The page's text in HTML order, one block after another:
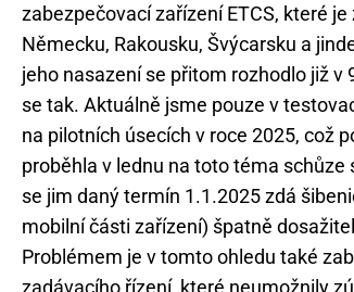
zabezpečovací zařízení ETCS, které
Německu, Rakousku, Švýcarsku a
jeho nasazení se přitom rozhodlo již
se tak. Aktuálně jsme pouze v
na pilotních úsecích v roce 2025, což
proběhla v lednu na toto téma
se jim daný termín 1.1.2025 zdá
mobilní části zařízení) špatně
Problémem je v tomto ohledu také
zadávacího řízení, které neumožnily